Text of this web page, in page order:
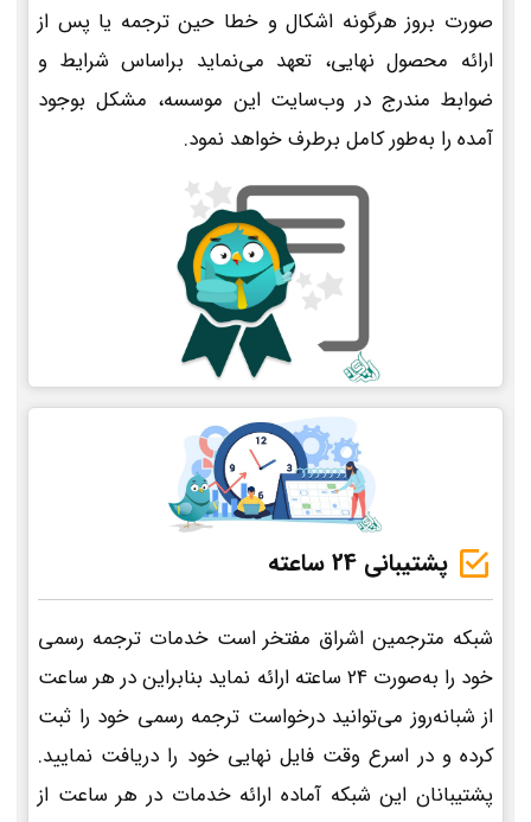
صورت بروز هرگونه اشکال و خطا حین ترجمه یا پس از
ارائه محصول نهایی، تعهد می‌نماید براساس شرایط و
ضوابط مندرج در وب‌سایت این موسسه، مشکل بوجود
آمده را به‌طور کامل برطرف خواهد نمود.
پشتیبانی 24 ساعته
شبکه مترجمین اشراق مفتخر است خدمات ترجمه رسمی
خود را به‌صورت 24 ساعته ارائه نماید بنابراین در هر ساعت
از شبانه‌روز می‌توانید درخواست ترجمه رسمی خود را ثبت
کرده و در اسرع وقت فایل نهایی خود را دریافت نمایید.
پشتیبانان این شبکه آماده ارائه خدمات در هر ساعت از